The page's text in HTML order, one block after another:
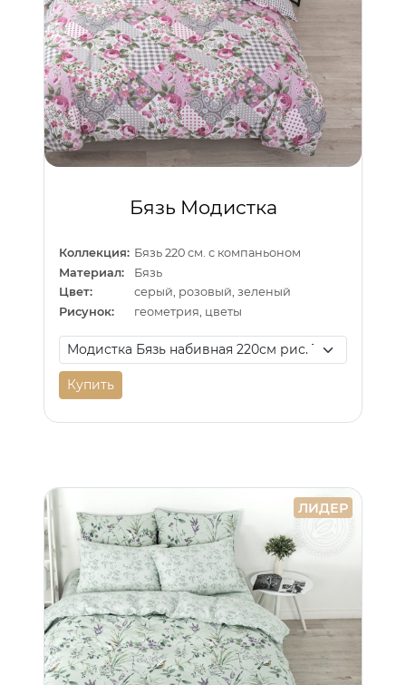
Бязь Модистка
Коллекция: Бязь 220 см. с компаньоном
Материал:
Бязь
Цвет:
серый, розовый, зеленый
Рисунок:
геометрия, цветы
Купить
ЛИДЕР